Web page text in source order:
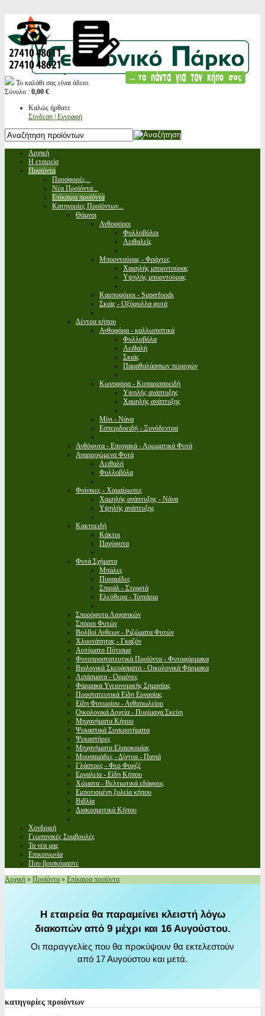
Το καλάθι σας είναι άδειο.
Σύνολο : 0,00 €
Καλώς ήρθατε
Σύνδεση | Εγγραφή
Αρχική
Η εταιρεία
Προϊόντα
Προσφορές...
Νέα Προϊόντα...
Επίκαιρα προϊόντα
Κατηγορίες Προϊόντων...
Θάμνοι
Ανθοφόροι
Φυλλοβόλοι
Αειθαλείς
Μπορντούρας - Φράχτες
Χαμηλής μπορντούρας
Υψηλής μπορντούρας
Καρποφόροι - Superfoods
Σκιάς - Οξύφυλλα φυτά
Δέντρα κήπου
Ανθοφόρα - καλλωπιστικά
Φυλλοβόλα
Αειθαλή
Σκιάς
Παραθαλάσσιων περιοχών
Κωνοφόρα - Κυπαρισσοειδή
Υψηλής ανάπτυξης
Χαμηλής ανάπτυξης
Μίνι - Νάνα
Εσπεριδοειδή - Ξυνόδεντρα
Ανθόφυτα - Εποχιακά - Αρωματικά Φυτά
Αναρριχώμενα Φυτά
Αειθαλή
Φυλλοβόλα
Φοίνικες - Χαμαίρωπες
Χαμηλής ανάπτυξης - Νάνα
Υψηλής ανάπτυξης
Κακτοειδή
Κάκτοι
Παχύφυτα
Φυτά Σχήματα
Μπάλες
Πυραμίδες
Σπιράλ - Στριφτά
Ελεύθερα - Τοπιάρια
Σπορόφυτα Λαχανικών
Σπόροι Φυτών
Βολβοί Ανθεων - Ριζώματα Φυτών
Χλοοτάπητας - Γκαζόν
Αυτόματο Πότισμα
Φυτοπροστατευτικά Προϊόντα - Φυτοφάρμακα
Βιολογικά Σκευάσματα - Οικολογικά Φάρμακα
Λιπάσματα - Ορμόνες
Φάρμακα Υγειονομικής Σημασίας
Προστατευτικά Είδη Εργασίας
Είδη Φυτωρίου - Ανθοπωλείου
Οικολογικά Δοχεία - Πυρίμαχα Σκεύη
Μηχανήματα Κήπου
Ψεκαστικά Συγκροτήματα
Ψεκαστήρες
Μηχανήματα Ελαιοκομίας
Μουσαμάδες - Δίχτυα - Πανιά
Γλάστρες - Φερ Φορζέ
Εργαλεία - Είδη Κήπου
Χώματα - Βελτιωτικά εδάφους
Εμποτισμένη ξυλεία κήπου
Βιβλία
Διακοσμητικά Κήπου
Χονδρική
Γεωπονικές Συμβουλές
Τα νέα μας
Επικοινωνία
Που βρισκόμαστε
Αρχική » Προϊόντα » Επίκαιρα προϊόντα
Η εταιρεία θα παραμείνει κλειστή λόγω
διακοπών από 9 μέχρι και 16 Αυγούστου.
Οι παραγγελίες που θα προκύψουν θα εκτελεστούν
από 17 Αυγούστου και μετά.
κατηγορίες προιόντων